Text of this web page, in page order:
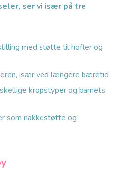
ser vi især på tre
med støtte til hofter og
især ved længere bæretid
kropstyper og barnets
som nakkestøtte og